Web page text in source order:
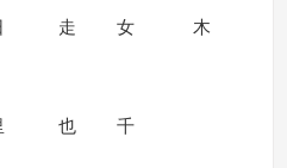
走 女 木
也 千